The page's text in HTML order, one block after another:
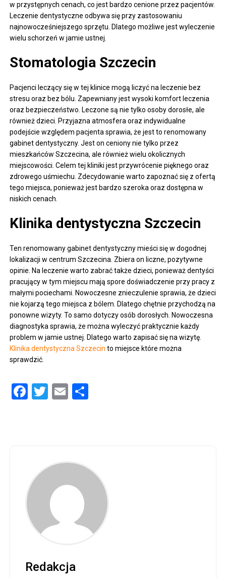
w przystępnych cenach, co jest bardzo cenione przez pacjentów.
Leczenie dentystyczne odbywa się przy zastosowaniu
najnowocześniejszego sprzętu. Dlatego możliwe jest wyleczenie
wielu schorzeń w jamie ustnej.
Stomatologia Szczecin
Pacjenci leczący się w tej klinice mogą liczyć na leczenie bez
stresu oraz bez bólu. Zapewniany jest wysoki komfort leczenia
oraz bezpieczeństwo. Leczone są nie tylko osoby dorosłe, ale
również dzieci. Przyjazna atmosfera oraz indywidualne
podejście względem pacjenta sprawia, że jest to renomowany
gabinet dentystyczny. Jest on ceniony nie tylko przez
mieszkańców Szczecina, ale również wielu okolicznych
miejscowości. Celem tej kliniki jest przywrócenie pięknego oraz
zdrowego uśmiechu. Zdecydowanie warto zapoznać się z ofertą
tego miejsca, ponieważ jest bardzo szeroka oraz dostępna w
niskich cenach.
Klinika dentystyczna Szczecin
Ten renomowany gabinet dentystyczny mieści się w dogodnej
lokalizacji w centrum Szczecina. Zbiera on liczne, pozytywne
opinie. Na leczenie warto zabrać także dzieci, ponieważ dentyści
pracujący w tym miejscu mają spore doświadczenie przy pracy z
małymi pociechami. Nowoczesne znieczulenie sprawia, że dzieci
nie kojarzą tego miejsca z bólem. Dlatego chętnie przychodzą na
ponowne wizyty. To samo dotyczy osób dorosłych. Nowoczesna
diagnostyka sprawia, że można wyleczyć praktycznie każdy
problem w jamie ustnej. Dlatego warto zapisać się na wizytę.
Klinika dentystyczna Szczecin to miejsce które można
sprawdzić.
Facebook
Twitter
Email
Redakcja